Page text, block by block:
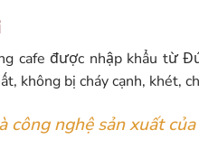
cafe được nhập khẩu từ
không bị cháy cạnh, khét,
công nghệ sản xuất